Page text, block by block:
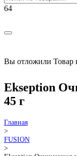
Вы отложили Товар
Ekseption
45 г
Главная
>
FUSION
>
РАСПРОДАЖА!